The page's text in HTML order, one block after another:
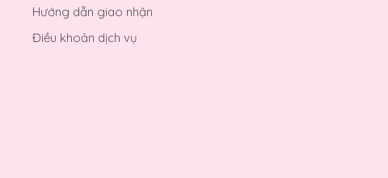
Hướng dẫn giao nhận
Điều khoản dịch vụ